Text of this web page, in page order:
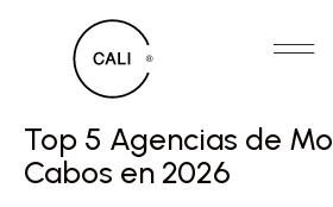
Top 5 Agencias de
Cabos en 2026